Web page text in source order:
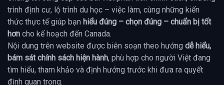
trình định cư, lộ trình du học – việc làm, cùng những kiến
thức thực tế giúp bạn hiểu đúng – chọn đúng – chuẩn bị tốt
hơn cho kế hoạch đến Canada.
Nội dung trên website được biên soạn theo hướng dễ hiểu,
bám sát chính sách hiện hành, phù hợp cho người Việt đang
tìm hiểu, tham khảo và định hướng trước khi đưa ra quyết
định quan trọng.